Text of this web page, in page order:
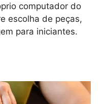
computador do
escolha de peças,
para iniciantes.